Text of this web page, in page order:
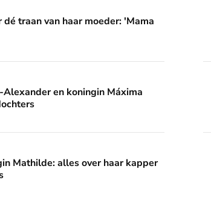
moeder: 'Mama waarom huil je?'
dé traan van haar moeder: 'Mama
Máxima leren van hun drie dochters
en koningin Máxima
over haar kapper en favoriete kapsels
Mathilde: alles over haar kapper